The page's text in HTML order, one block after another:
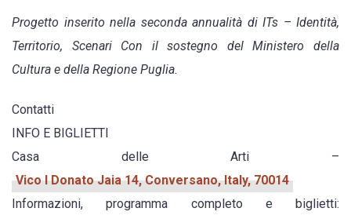
Progetto inserito nella seconda annualità di ITs – Identità,
Territorio, Scenari
Con il sostegno del Ministero della
Cultura e della Regione Puglia.
Contatti
INFO E BIGLIETTI
Casa delle Arti –
Vico I Donato Jaia 14, Conversano, Italy, 70014
Informazioni, programma completo e biglietti: